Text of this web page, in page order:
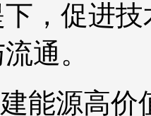
，促进
通。
建能源高